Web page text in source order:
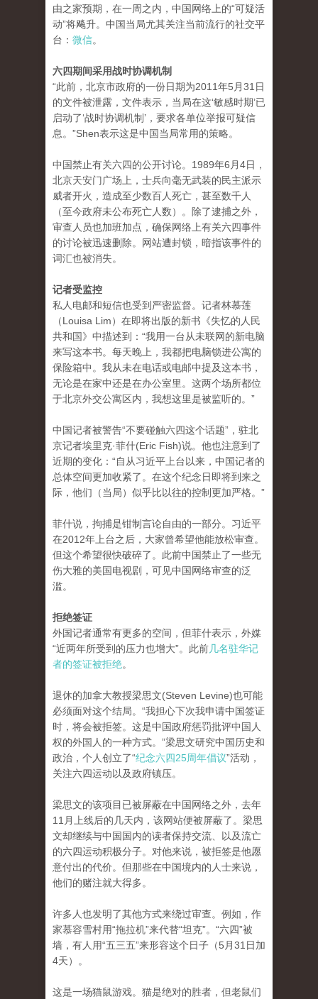
由之家预期，在一周之内，中国网络上的“可疑活
动”将飚升。中国当局尤其关注当前流行的社交平
台： 微信。
六四期间采用战时协调机制
“此前，北京市政府的一份日期为2011年5月31日
的文件被泄露，文件表示，当局在这‘敏感时期’已
启动了‘战时协调机制’，要求各单位举报可疑信
息。”Shen表示这是中国当局常用的策略。
中国禁止有关六四的公开讨论。1989年6月4日，
北京天安门广场上，士兵向毫无武装的民主派示
威者开火，造成至少数百人死亡，甚至数千人
（至今政府未公布死亡人数）。除了逮捕之外，
审查人员也加班加点，确保网络上有关六四事件
的讨论被迅速删除。网站遭封锁，暗指该事件的
词汇也被消失。
记者受监控
私人电邮和短信也受到严密监督。记者林慕莲
（Louisa Lim）在即将出版的新书《失忆的人民
共和国》中描述到：“我用一台从未联网的新电脑
来写这本书。每天晚上，我都把电脑锁进公寓的
保险箱中。我从未在电话或电邮中提及这本书，
无论是在家中还是在办公室里。这两个场所都位
于北京外交公寓区内，我想这里是被监听的。”
中国记者被警告“不要碰触六四这个话题”，驻北
京记者埃里克·菲什(Eric Fish)说。他也注意到了
近期的变化：“自从习近平上台以来，中国记者的
总体空间更加收紧了。在这个纪念日即将到来之
际，他们（当局）似乎比以往的控制更加严格。”
菲什说，拘捕是钳制言论自由的一部分。习近平
在2012年上台之后，大家曾希望他能放松审查。
但这个希望很快破碎了。此前中国禁止了一些无
伤大雅的美国电视剧，可见中国网络审查的泛
滥。
拒绝签证
外国记者通常有更多的空间，但菲什表示，外媒
“近两年所受到的压力也增大”。此前几名驻华记
者的签证被拒绝。
退休的加拿大教授梁思文(Steven Levine)也可能
必须面对这个结局。“我担心下次我申请中国签证
时，将会被拒签。这是中国政府惩罚批评中国人
权的外国人的一种方式。”梁思文研究中国历史和
政治，个人创立了“纪念六四25周年倡议”活动，
关注六四运动以及政府镇压。
梁思文的该项目已被屏蔽在中国网络之外，去年
11月上线后的几天内，该网站便被屏蔽了。梁思
文却继续与中国国内的读者保持交流、以及流亡
的六四运动积极分子。对他来说，被拒签是他愿
意付出的代价。但那些在中国境内的人士来说，
他们的赌注就大得多。
许多人也发明了其他方式来绕过审查。例如，作
家慕容雪村用“拖拉机”来代替“坦克”。“六四”被
墙，有人用“五三五”来形容这个日子（5月31日加
4天）。
这是一场猫鼠游戏。猫是绝对的胜者，但老鼠们